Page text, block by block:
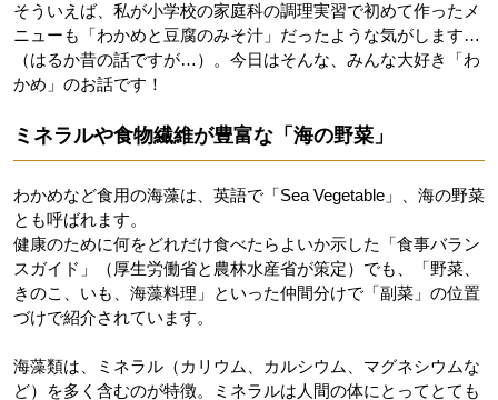
そういえば、私が小学校の家庭科の調理実習で初めて作ったメ
ニューも「わかめと豆腐のみそ汁」だったような気がします…
（はるか昔の話ですが…）。今日はそんな、みんな大好き「わ
かめ」のお話です！
ミネラルや食物繊維が豊富な「海の野菜」
わかめなど食用の海藻は、英語で「Sea Vegetable」、海の野菜
とも呼ばれます。
健康のために何をどれだけ食べたらよいか示した「食事バラン
スガイド」（厚生労働省と農林水産省が策定）でも、「野菜、
きのこ、いも、海藻料理」といった仲間分けで「副菜」の位置
づけで紹介されています。
海藻類は、ミネラル（カリウム、カルシウム、マグネシウムな
ど）を多く含むのが特徴。ミネラルは人間の体にとってとても